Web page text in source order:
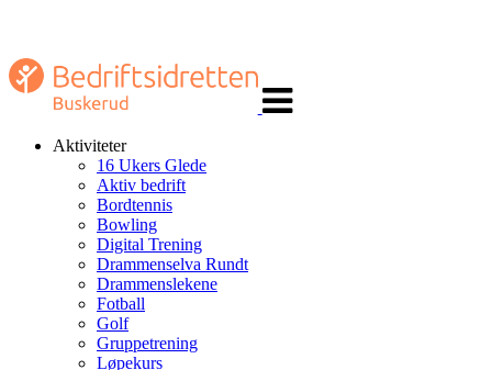
navigasjon
Aktiviteter
16 Ukers Glede
Aktiv bedrift
Bordtennis
Bowling
Digital Trening
Drammenselva Rundt
Drammenslekene
Fotball
Golf
Gruppetrening
Løpekurs